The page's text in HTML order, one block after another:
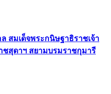
สมเด็จพระกนิษฐาธิราชเจ้า
ชสุดาฯ สยามบรมราชกุมารี